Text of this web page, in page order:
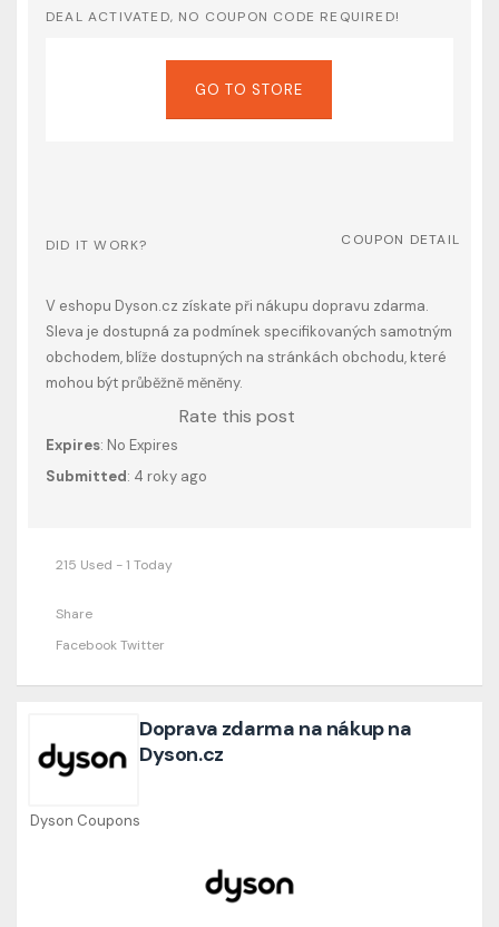
DEAL ACTIVATED, NO COUPON CODE REQUIRED!
GO TO STORE
DID IT WORK? COUPON DETAIL
V eshopu Dyson.cz získate při nákupu dopravu zdarma.
Sleva je dostupná za podmínek specifikovaných samotným
obchodem, blíže dostupných na stránkách obchodu, které
mohou být průběžně měněny.
Rate this post
Expires: No Expires
Submitted: 4 roky ago
215 Used - 1 Today
Share
FacebookTwitter
Dyson Coupons
Doprava zdarma na nákup na
Dyson.cz